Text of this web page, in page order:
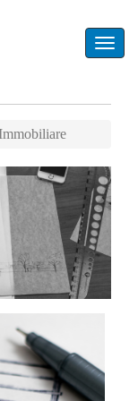
Toggle